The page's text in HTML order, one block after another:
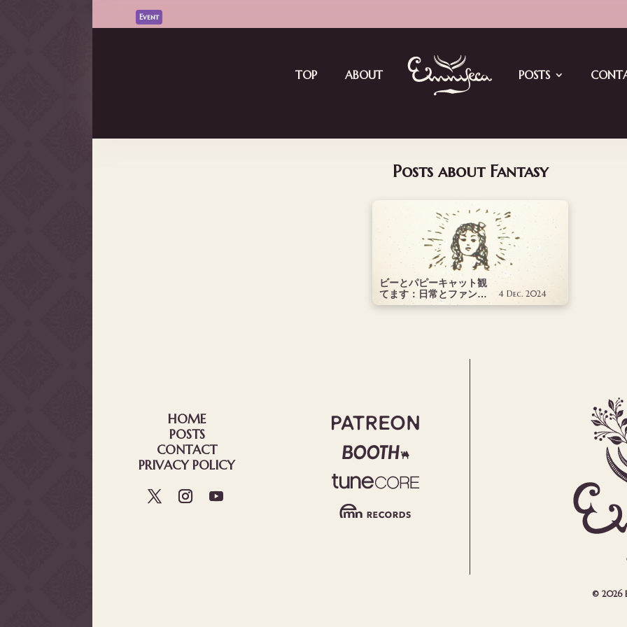
Event
TOP ABOUT POSTS
Posts about Fantasy
ビーとパピーキャット観
てます：日常とファンタ
ジーが紡ぐシュールで愛
4 Dec. 2024
HOME
POSTS
CONTACT
PRIVACY POLICY
© 2026